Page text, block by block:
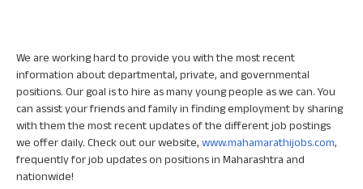
We are working hard to provide you with the most recent
information about departmental, private, and governmental
positions. Our goal is to hire as many young people as we can. You
can assist your friends and family in finding employment by sharing
with them the most recent updates of the different job postings
we offer daily. Check out our website,www.mahamarathijobs.com,
frequently for job updates on positions in Maharashtra and
nationwide!